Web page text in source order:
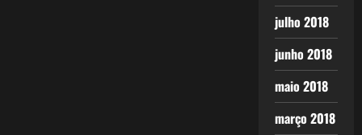
julho 2018
junho 2018
maio 2018
março 2018